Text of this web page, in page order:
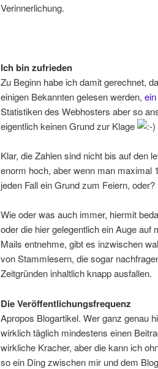
Verinnerlichung.
Ich bin zufrieden
Zu Beginn habe ich damit gerechnet,
einigen Bekannten gelesen werden,
Statistiken des Webhosters aber so
eigentlich keinen Grund zur Klage
Klar, die Zahlen sind nicht bis auf den
enorm hoch, aber wenn man maximal
jeden Fall ein Grund zum Feiern, oder?
Wie oder was auch immer, hiermit
oder die hier gelegentlich ein Auge
Mails entnehme, gibt es inzwischen
von Stammlesern, die sogar
Zeitgründen inhaltlich knapp ausfallen.
Die Veröffentlichungsfrequenz
Apropos Blogartikel. Wer ganz genau
wirklich täglich mindestens einen
wirkliche Kracher, aber die kann ich
so ein Ding zwischen mir und dem